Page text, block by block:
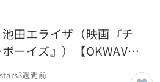
田エライザ（映画『チ
ーイズ』）【OKWAVE
イブ｜2018年2月取
3週間前